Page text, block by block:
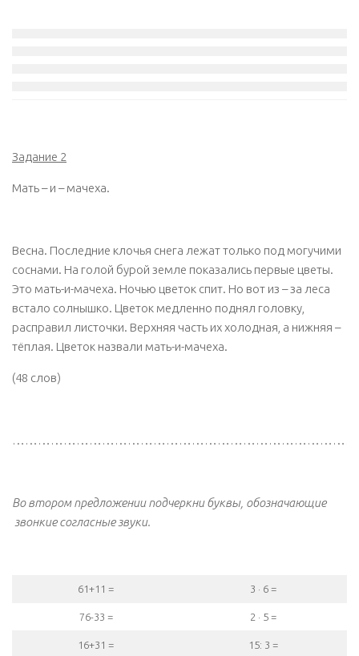
Задание 2
Мать – и – мачеха.
Весна. Последние клочья снега лежат только под могучими
соснами. На голой бурой земле показались первые цветы.
Это мать-и-мачеха. Ночью цветок спит. Но вот из – за леса
встало солнышко. Цветок медленно поднял головку,
расправил листочки. Верхняя часть их холодная, а нижняя –
тёплая. Цветок назвали мать-и-мачеха.
(48 слов)
Во втором предложении подчеркни буквы, обозначающие
звонкие согласные звуки.
61+11 = 3 · 6 =
76-33 = 2 · 5 =
16+31 = 15: 3 =